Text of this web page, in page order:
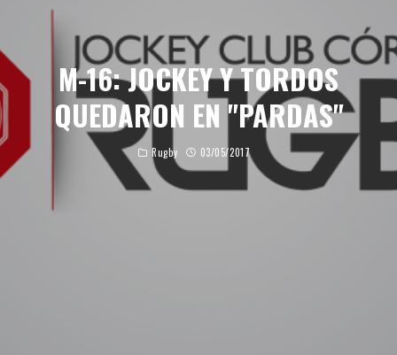
M-16: JOCKEY Y TORDOS
QUEDARON EN "PARDAS"
Rugby 03/05/2017